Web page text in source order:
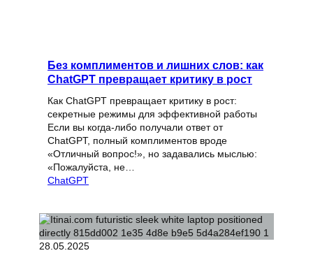
Без комплиментов и лишних слов: как
ChatGPT превращает критику в рост
Как ChatGPT превращает критику в рост:
секретные режимы для эффективной работы
Если вы когда-либо получали ответ от
ChatGPT, полный комплиментов вроде
«Отличный вопрос!», но задавались мыслью:
«Пожалуйста, не…
ChatGPT
28.05.2025